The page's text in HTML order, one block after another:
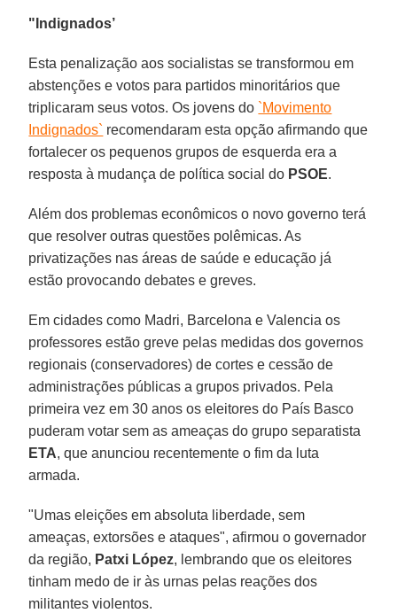
"Indignados’
Esta penalização aos socialistas se transformou em
abstenções e votos para partidos minoritários que
triplicaram seus votos. Os jovens do `Movimento
Indignados` recomendaram esta opção afirmando que
fortalecer os pequenos grupos de esquerda era a
resposta à mudança de política social do PSOE.
Além dos problemas econômicos o novo governo terá
que resolver outras questões polêmicas. As
privatizações nas áreas de saúde e educação já
estão provocando debates e greves.
Em cidades como Madri, Barcelona e Valencia os
professores estão greve pelas medidas dos governos
regionais (conservadores) de cortes e cessão de
administrações públicas a grupos privados. Pela
primeira vez em 30 anos os eleitores do País Basco
puderam votar sem as ameaças do grupo separatista
ETA, que anunciou recentemente o fim da luta
armada.
"Umas eleições em absoluta liberdade, sem
ameaças, extorsões e ataques", afirmou o governador
da região, Patxi López, lembrando que os eleitores
tinham medo de ir às urnas pelas reações dos
militantes violentos.